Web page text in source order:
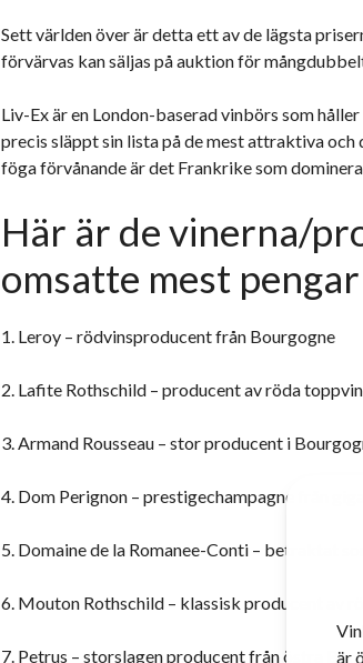
Sett världen över är detta ett av de lägsta
förvärvas kan säljas på auktion för
Liv-Ex är en London-baserad vinbörs som
precis släppt sin lista på de mest attraktiva och
föga förvånande är det Frankrike som
Här är de vinerna/
omsatte mest
1. Leroy – rödvinsproducent från Bourgogne
2. Lafite Rothschild – producent av röda
3. Armand Rousseau – stor producent i
4. Dom Perignon – prestigechampagne från
5. Domaine de la Romanee-Conti – betraktat
6. Mouton Rothschild – klassisk producent av
7. Petrus – storslagen producent från östra
är